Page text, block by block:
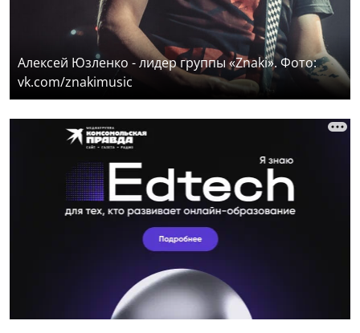
Алексей Юзленко - лидер группы «Znaki». Фото:
vk.com/znakimusic